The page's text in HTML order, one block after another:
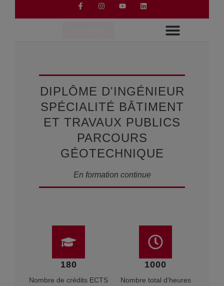
DIPLÔME D'INGÉNIEUR
SPÉCIALITÉ BÂTIMENT
ET TRAVAUX PUBLICS
PARCOURS
GÉOTECHNIQUE
En formation continue
180
Nombre de crédits ECTS
1000
Nombre total d'heures